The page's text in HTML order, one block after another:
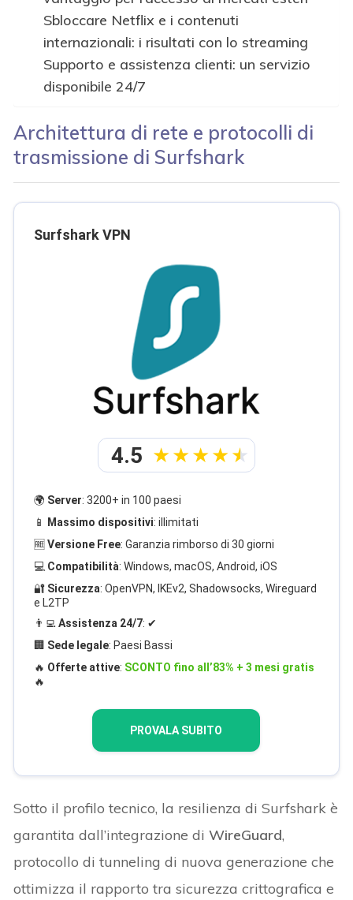
Sbloccare Netflix e i contenuti
internazionali: i risultati con lo streaming
Supporto e assistenza clienti: un servizio
disponibile 24/7
Architettura di rete e protocolli di
trasmissione di Surfshark
Surfshark VPN
4.5
🌍 Server: 3200+ in 100 paesi
📱
Massimo dispositivi: illimitati
🆓Versione Free: Garanzia rimborso di 30 giorni
💻 Compatibilità: Windows, macOS, Android, iOS
🔐 Sicurezza: OpenVPN, IKEv2, Shadowsocks, Wireguard
e L2TP
👨‍💻Assistenza 24/7: ✔
🏢 Sede legale: Paesi Bassi
🔥 Offerte attive: SCONTO fino all’83% + 3 mesi gratis
🔥
PROVALA SUBITO
Sotto il profilo tecnico, la resilienza di Surfshark è
garantita dall’integrazione diWireGuard,
protocollo di tunneling di nuova generazione che
ottimizza il rapporto tra sicurezza crittografica e